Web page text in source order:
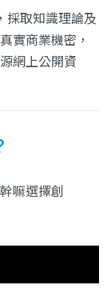
採取知識理論及
實商業機密，
網上公開資
嘛選擇創